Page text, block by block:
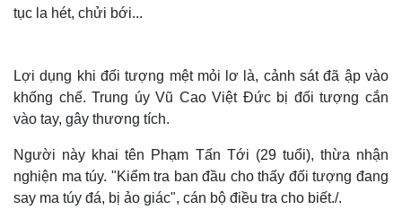
tục la hét, chửi bới...
Lợi dụng khi đối tượng mệt mỏi lơ là, cảnh sát đã ập vào
khống chế. Trung úy Vũ Cao Việt Đức bị đối tượng cắn
vào tay, gây thương tích.
Người này khai tên Phạm Tấn Tới (29 tuổi), thừa nhận
nghiện ma túy. "Kiểm tra ban đầu cho thấy đối tượng đang
say ma túy đá, bị ảo giác", cán bộ điều tra cho biết./.